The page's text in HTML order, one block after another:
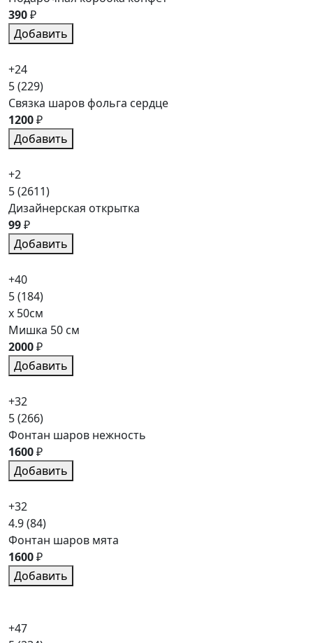
390₽
Добавить
+24
5(229)
Связка шаров фольга сердце
1200₽
Добавить
+2
5(2611)
Дизайнерская открытка
99₽
Добавить
+40
5(184)
x 50см
Мишка 50 см
2000₽
Добавить
+32
5(266)
Фонтан шаров нежность
1600₽
Добавить
+32
4.9(84)
Фонтан шаров мята
1600₽
Добавить
+47